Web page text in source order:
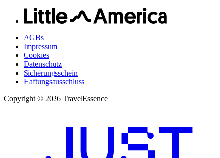
AGBs
Impressum
Cookies
Datenschutz
Sicherungsschein
Haftungsausschluss
Copyright © 2026 TravelEssence